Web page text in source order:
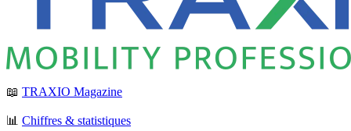
📖 TRAXIO Magazine
📊 Chiffres & statistiques